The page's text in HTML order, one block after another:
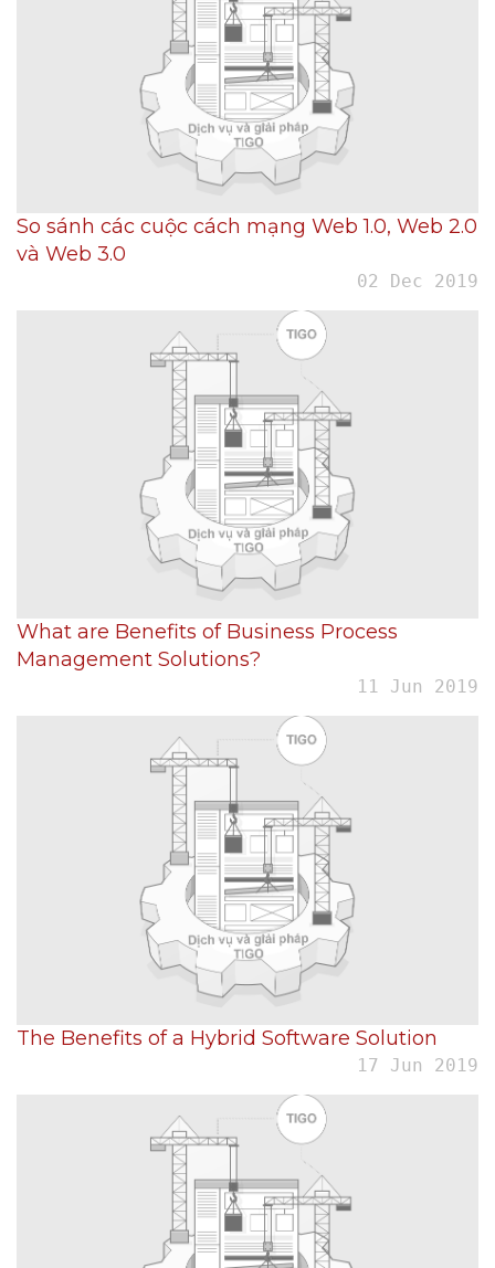
So sánh các cuộc cách mạng Web 1.0, Web 2.0
và Web 3.0
02 Dec 2019
What are Benefits of Business Process
Management Solutions?
11 Jun 2019
The Benefits of a Hybrid Software Solution
17 Jun 2019